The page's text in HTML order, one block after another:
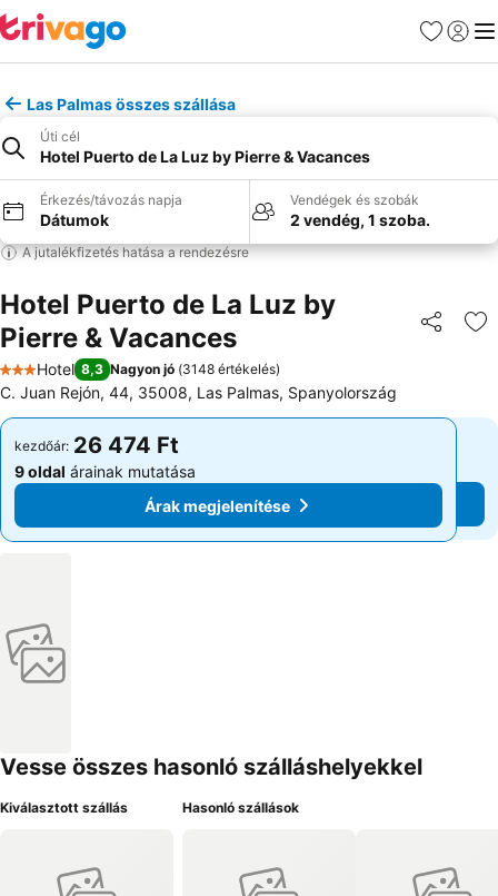
Kedvencek
Las Palmas összes szállása
Úti cél
Hotel Puerto de La Luz by Pierre & Vacances
Érkezés/távozás napja
Dátumok
Vendégek és szobák
2 vendég, 1 szoba.
A jutalékfizetés hatása a rendezésre
Hotel Puerto de La Luz by
Pierre & Vacances
3 Kategória
Hotel 8,3 Nagyon jó (3148 értékelés)
C. Juan Rejón, 44, 35008, Las Palmas, Spanyolország
kezdőár: 26 474 Ft
9 oldal árainak mutatása
Árak megjelenítése
kezdőár: 26 474 Ft
9 oldal árainak mutatása
Árak megjelenítése
Vesse összes hasonló szálláshelyekkel
Kiválasztott szállás Hasonló szállások